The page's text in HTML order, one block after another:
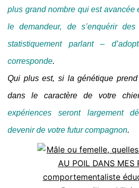
plus grand nombre qui est avancée
le demandeur, de s’enquérir
statistiquement parlant –
corresponde.
Qui plus est, si la génétique
dans le caractère de votre
expériences
seront largement
devenir de votre futur compagnon.